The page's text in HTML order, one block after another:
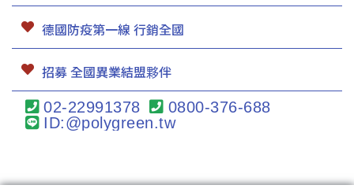
德國防疫第一線 行銷全國
招募 全國異業結盟夥伴
02-22991378
0800-376-688
ID:@polygreen.tw